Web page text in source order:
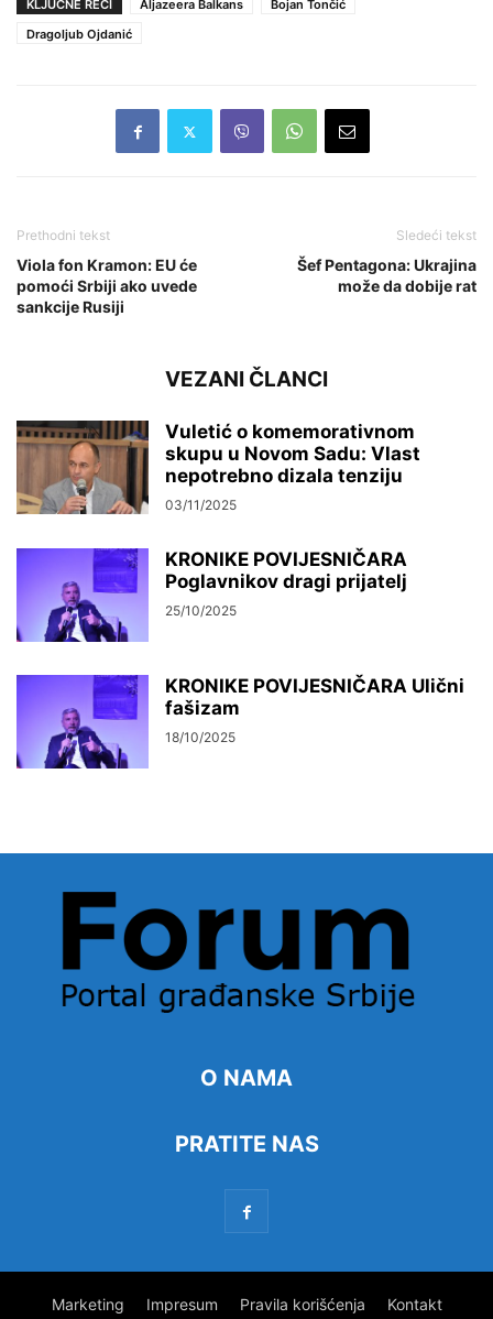
KLJUČNE REČI Aljazeera Balkans
Bojan Tončić
Dragoljub Ojdanić
Prethodni tekst
Viola fon Kramon: EU će
pomoći Srbiji ako uvede
sankcije Rusiji
Sledeći tekst
Šef Pentagona: Ukrajina
može da dobije rat
VEZANI ČLANCI
Vuletić o komemorativnom
skupu u Novom Sadu: Vlast
nepotrebno dizala tenziju
03/11/2025
KRONIKE POVIJESNIČARA
Poglavnikov dragi prijatelj
25/10/2025
KRONIKE POVIJESNIČARA Ulični
fašizam
18/10/2025
O NAMA
PRATITE NAS
Marketing Impresum Pravila korišćenja Kontakt